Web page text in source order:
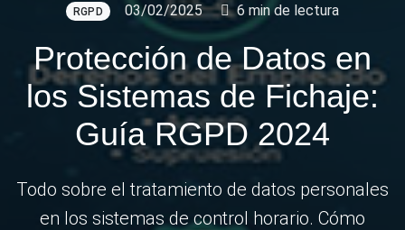
RGPD 03/02/2025 6 min de lectura
Protección de Datos en
los Sistemas de Fichaje:
Guía RGPD 2024
Todo sobre el tratamiento de datos personales
en los sistemas de control horario. Cómo